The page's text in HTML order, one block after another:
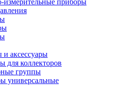
измерительные приборы
и аксессуары
для коллекторов
группы
универсальные